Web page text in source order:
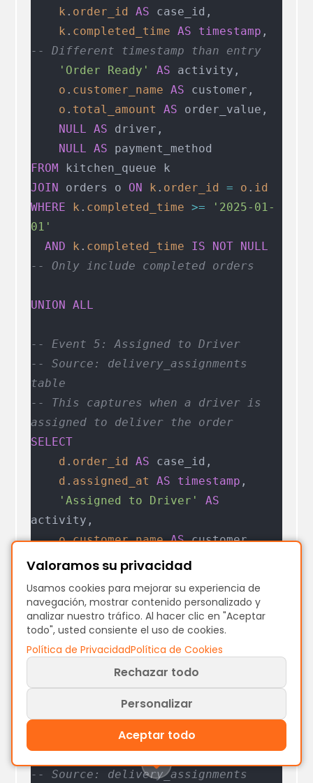
    k
. order_id AS case_id,
    k
. completed_time AS timestamp
-- Different timestamp than entry
    'Order Ready'
AS activity,
    o
. customer_name AS customer,
    o
. total_amount AS order_value,
    NULL
AS driver,
    NULL
AS payment_method
FROM
kitchen_queue k
JOIN
orders o ON k . order_id = o . id
WHERE k . completed_time >= '2025-01-
01'
  AND
k . completed_time IS NOT NULL
-- Only include completed orders
UNION ALL
-- Event 5: Assigned to Driver
-- Source: delivery_assignments
table
-- This captures when a driver is
assigned to deliver the order
SELECT
    d
. order_id AS case_id,
    d
. assigned_at AS timestamp ,
    'Assigned to Driver'
AS
activity,
    o
.customer_name AS customer,
total_amount AS
order_value,
-- Event-specific attribute
    NULL
AS payment_method
FROM delivery_assignments d
JOIN orders o ON d.order_id = o.id
assigned_at >= '2025-01-01'
UNION ALL
-- Event 6: Delivery Completed
-- Source: delivery_assignments
Valoramos su privacidad
Usamos cookies para mejorar su experiencia de
navegación, mostrar contenido personalizado y
analizar nuestro tráfico. Al hacer clic en "Aceptar
todo", usted consiente el uso de cookies.
Política de PrivacidadPolítica de Cookies
Rechazar todo
Personalizar
Aceptar todo